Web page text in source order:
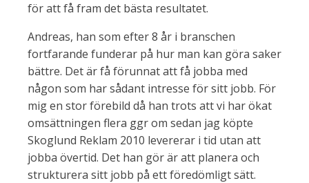
för att få fram det bästa resultatet.
Andreas, han som efter 8 år i branschen
fortfarande funderar på hur man kan göra saker
bättre. Det är få förunnat att få jobba med
någon som har sådant intresse för sitt jobb. För
mig en stor förebild då han trots att vi har ökat
omsättningen flera ggr om sedan jag köpte
Skoglund Reklam 2010 levererar i tid utan att
jobba övertid. Det han gör är att planera och
strukturera sitt jobb på ett föredömligt sätt.